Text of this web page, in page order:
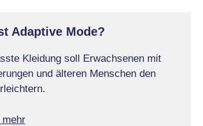
Adaptive Mode?
Kleidung soll Erwachsenen mit
und älteren Menschen den
mehr